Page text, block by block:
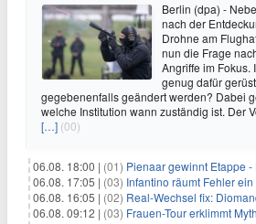
Berlin (dpa) -
nach der
Drohne am
nun die Frage
Angriffe im Fokus.
genug dafür
gegebenenfalls geändert werden? Dabei
welche Institution wann zuständig ist. Der
[…] (00)
06.08. 18:00 | (01) Pienaar gewinnt Etappe -
06.08. 17:05 | (03) Infantino räumt Fehler ein -
06.08. 16:05 | (02) Real-Wechsel fix:
06.08. 09:12 | (03) Frauen-Tour erklimmt Mythos